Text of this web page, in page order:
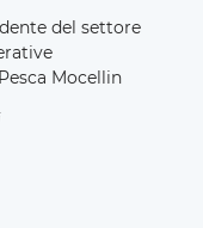
del settore
Mocellin